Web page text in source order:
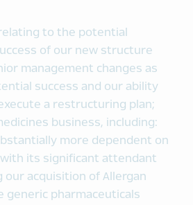
to the potential
of our new structure
management changes as
success and our ability
a restructuring plan;
business, including:
more dependent on
its significant attendant
our acquisition of Allergan
generic pharmaceuticals